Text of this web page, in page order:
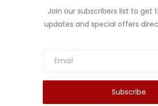
Join our subscribers list to get
updates and special offers
Subscribe